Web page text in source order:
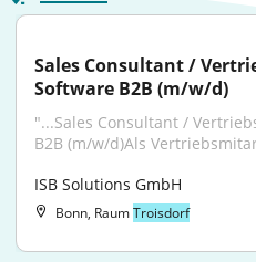
Sales Consultant /
Software B2B (m/w/d)
"...Sales Consultant /
B2B (m/w/d)Als
ISB Solutions GmbH
Bonn, RaumTroisdorf